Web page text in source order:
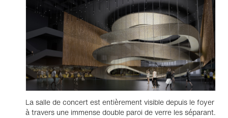
La salle de concert est entièrement visible depuis le foyer
à travers une immense double paroi de verre les séparant.